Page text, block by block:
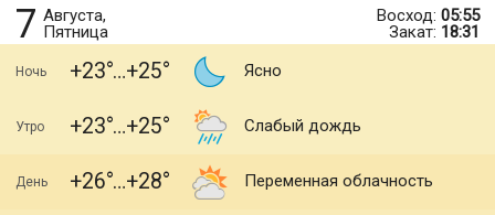
7 Августа,
Пятница
Восход: 05:55
Закат: 18:31
Ночь +23 +25 Ясно
Утро +23 +25 Слабый дождь
День +26 +28 Переменная облачность